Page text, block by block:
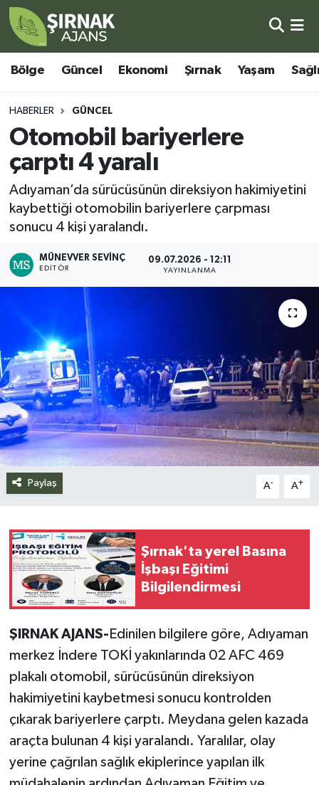
Bölge Güncel Ekonomi Şırnak Yaşam
HABERLER GÜNCEL
Otomobil bariyerlere
çarptı 4 yaralı
Adıyaman’da sürücüsünün direksiyon hakimiyetini
kaybettiği otomobilin bariyerlere çarpması
sonucu 4 kişi yaralandı.
MÜNEVVER SEVINÇ
EDITÖR
09.07.2026 - 12:11
YAYINLANMA
Paylaş A- A+
Şırnak'ta yerel Basına
İşbaşı Eğitimi
Bilgilendirmesi
ŞIRNAK AJANS- Edinilen bilgilere göre, Adıyaman
merkez İndere TOKİ yakınlarında 02 AFC 469
plakalı otomobil, sürücüsünün direksiyon
hakimiyetini kaybetmesi sonucu kontrolden
çıkarak bariyerlere çarptı. Meydana gelen kazada
araçta bulunan 4 kişi yaralandı. Yaralılar, olay
yerine çağrılan sağlık ekiplerince yapılan ilk
Bölge
Güncel
Ekonomi
Şırnak
Sağlık
Eğitim
Kültür - Sanat
Siyaset
Spor
Teknoloji
Yazarlar
Şırnak Nöbetçi Eczaneler
Şırnak Hava Durumu
Şirnak Namaz Vakitleri
Şırnak Trafik Yoğunluk Haritası
Süper Lig Puan Durumu ve Fikstür
Tüm Manşetler
Son Dakika Haberleri
Haber Arşivi